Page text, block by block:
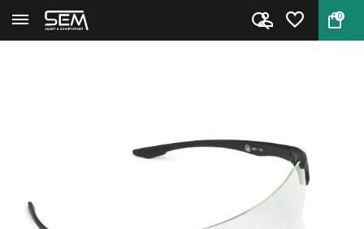
0
Terug Home Beretta Schietbril Challenge E...